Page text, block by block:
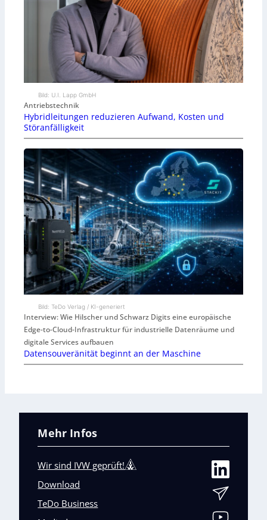
Bild: U.I. Lapp GmbH
Antriebstechnik
Hybridleitungen reduzieren Aufwand, Kosten und
Störanfälligkeit
Bild: TeDo Verlag / KI-generiert
Interview: Wie Hilscher und Schwarz Digits eine europäische
Edge-to-Cloud-Infrastruktur für industrielle Datenräume und
digitale Services aufbauen
Datensouveränität beginnt an der Maschine
Mehr Infos
Wir sind IVW geprüft!
Download
TeDo Business